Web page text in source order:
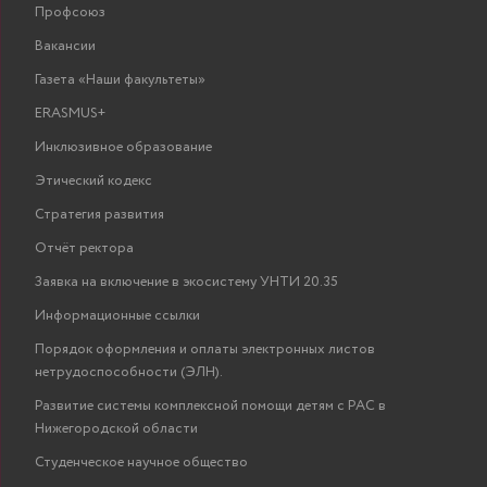
Профсоюз
Вакансии
Газета «Наши факультеты»
ERASMUS+
Инклюзивное образование
Этический кодекс
Стратегия развития
Отчёт ректора
Заявка на включение в экосистему УНТИ 20.35
Информационные ссылки
Порядок оформления и оплаты электронных листов
нетрудоспособности (ЭЛН).
Развитие системы комплексной помощи детям с РАС в
Нижегородской области
Студенческое научное общество